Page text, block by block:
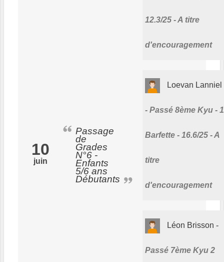
10
juin
Passage
de
Grades
N°6 -
Enfants
5/6 ans
Débutants
12.3/25 - A titre
d'encouragement
Loevan Lanniel
Passé 8ème Kyu - 1
Barfette - 16.6/25 - A
titre
d'encouragement
Léon Brisson
Passé 7ème Kyu 2